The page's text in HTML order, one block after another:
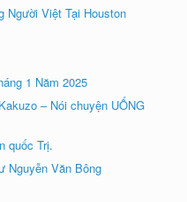
Người Việt Tại Houston
1 Năm 2025
– Nói chuyện UỐNG
quốc Trị.
Nguyễn Văn Bông